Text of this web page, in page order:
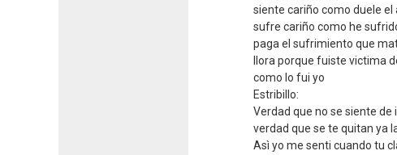
siente cariño como duele el
sufre cariño como he
paga el sufrimiento que
llora porque fuiste victima
como lo fui yo
Estribillo:
Verdad que no se siente
verdad que se te quitan ya
Asì yo me senti cuando tu